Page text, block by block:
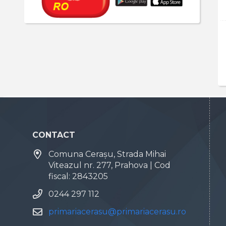
CONTACT
Comuna Cerașu, Strada Mihai
Viteazul nr. 277, Prahova | Cod
fiscal: 2843205
0244 297 112
primariacerasu@primariacerasu.ro